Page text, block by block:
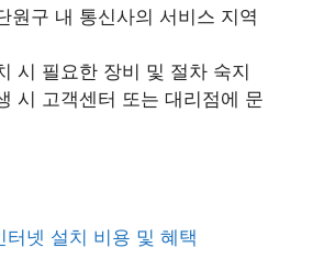
원구 내 통신사의 서비스 지역
시 필요한 장비 및 절차 숙지
시 고객센터 또는 대리점에 문
터넷 설치 비용 및 혜택